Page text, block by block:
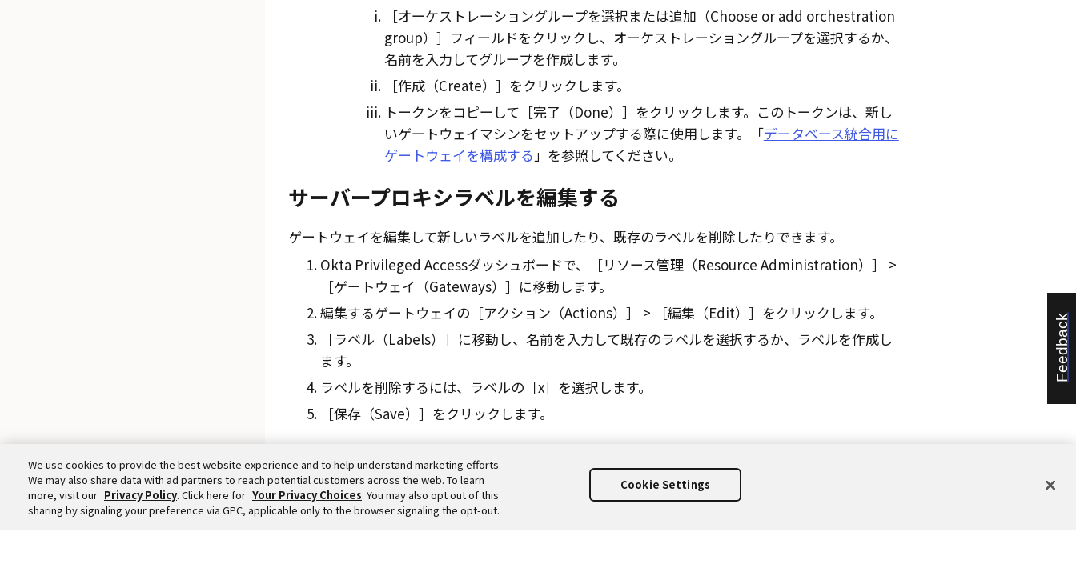
Feedback
オーケストレーショングループを選択または追加（Choose or add orchestration
group）
フィールドをクリックし、オーケストレーショングループを選択するか、
名前を入力してグループを作成します。
作成（Create）
をクリックします。
トークンをコピーして
完了（Done）
をクリックします。このトークンは、新し
いゲートウェイマシンをセットアップする際に使用します。「データベース統合用に
ゲートウェイを構成する」を参照してください。
サーバープロキシラベルを編集する
ゲートウェイを編集して新しいラベルを追加したり、既存のラベルを削除したりできます。
Okta Privileged Accessダッシュボードで、
リソース管理（Resource Administration）
ゲートウェイ（Gateways）
に移動します。
編集するゲートウェイの
アクション（Actions） 編集（Edit）
をクリックします。
ラベル（Labels）
に移動し、名前を入力して既存のラベルを選択するか、ラベルを作成し
ます。
ラベルを削除するには、ラベルの
x
を選択します。
保存（Save）
をクリックします。
We use cookies to provide the best website experience and to help understand marketing efforts.
We may also share data with ad partners to reach potential customers across the web. To learn
more, visit our Privacy Policy. Click here for Your Privacy Choices. You may also opt out of this
sharing by signaling your preference via GPC, applicable only to the browser signaling the opt-out.
Cookie Settings